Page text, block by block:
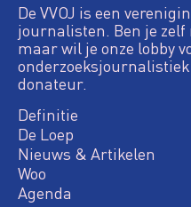
De VVOJ is een
journalisten. Ben je
maar wil je onze lobby
donateur.
Definitie
De Loep
Nieuws & Artikelen
Woo
Agenda